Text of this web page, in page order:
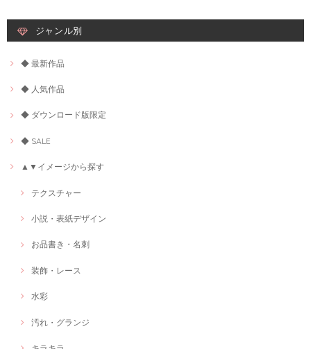
ジャンル別
◆ 最新作品
◆ 人気作品
◆ ダウンロード版限定
◆ SALE
▲▼イメージから探す
テクスチャー
小説・表紙デザイン
お品書き・名刺
装飾・レース
水彩
汚れ・グランジ